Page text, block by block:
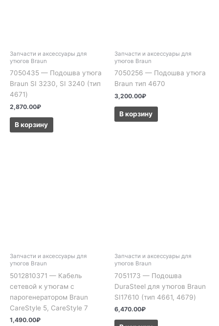
Запчасти и аксессуары для
утюгов Braun
7050435 — Подошва утюга
Braun SI 3230, SI 3240 (тип
4671)
2,870.00₽
В корзину
Запчасти и аксессуары для
утюгов Braun
7050256 — Подошва утюга
Braun тип 4670
3,200.00₽
В корзину
Запчасти и аксессуары для
утюгов Braun
5012810371 — Кабель
сетевой к утюгам с
парогенератором Braun
CareStyle 5, CareStyle 7
1,490.00₽
Запчасти и аксессуары для
утюгов Braun
7051173 — Подошва
DuraSteel для утюгов Braun
SI17610 (тип 4661, 4679)
6,470.00₽